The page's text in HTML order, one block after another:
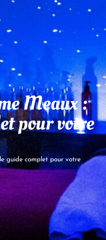
Meaux :
pour votre
guide complet pour votre